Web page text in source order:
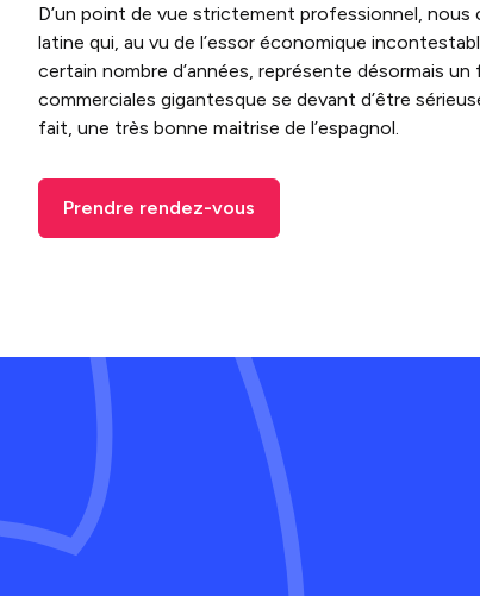
D’un point de vue strictement professionnel, nous
latine qui, au vu de l’essor économique
certain nombre d’années, représente désormais
commerciales gigantesque se devant d’être
fait, une très bonne maitrise de l’espagnol.
Prendre rendez-vous